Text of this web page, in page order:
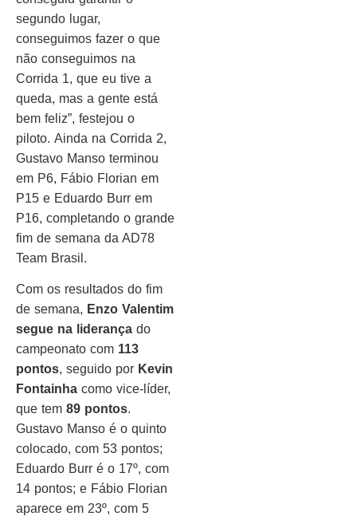
segundo lugar,
conseguimos fazer o que
não conseguimos na
Corrida 1, que eu tive a
queda, mas a gente está
bem feliz”, festejou o
piloto. Ainda na Corrida 2,
Gustavo Manso terminou
em P6, Fábio Florian em
P15 e Eduardo Burr em
P16, completando o grande
fim de semana da AD78
Team Brasil.
Com os resultados do fim
de semana, Enzo Valentim
segue na liderança do
campeonato com 113
pontos, seguido por Kevin
Fontainha como vice-líder,
que tem 89 pontos.
Gustavo Manso é o quinto
colocado, com 53 pontos;
Eduardo Burr é o 17º, com
14 pontos; e Fábio Florian
aparece em 23º, com 5